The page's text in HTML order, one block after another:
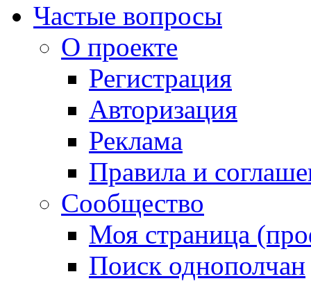
Частые вопросы
О проекте
Регистрация
Авторизация
Реклама
Правила и
Сообщество
Моя страница
Поиск однополчан